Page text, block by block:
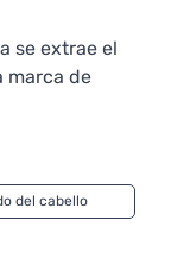
se extrae el
marca de
cabello
de ponernos
vida
y un enfoque
del cabello